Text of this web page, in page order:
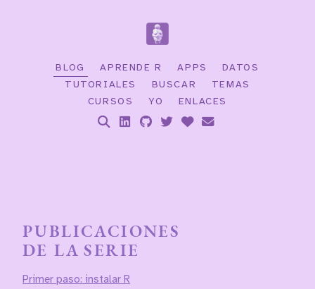
BLOG APRENDE R APPS
DATOS
TUTORIALES
BUSCAR
TEMAS
CURSOS
YO ENLACES
PUBLICACIONES
DE LA SERIE
Primer paso: instalar R